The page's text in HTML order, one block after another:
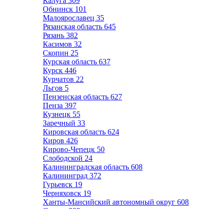
Обнинск 101
Малоярославец 35
Рязанская область 645
Рязань 382
Касимов 32
Скопин 25
Курская область 637
Курск 446
Курчатов 22
Льгов 5
Пензенская область 627
Пенза 397
Кузнецк 55
Заречный 33
Кировская область 624
Киров 426
Кирово-Чепецк 50
Слободской 24
Калининградская область 608
Калининград 372
Гурьевск 19
Черняховск 19
Ханты-Мансийский автономный округ 608